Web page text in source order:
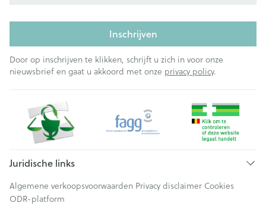
Inschrijven
Door op inschrijven te klikken, schrijft u zich in voor onze
nieuwsbrief en gaat u akkoord met onze privacy policy.
Juridische links
Algemene verkoopsvoorwaarden Privacy disclaimer Cookies
ODR-platform